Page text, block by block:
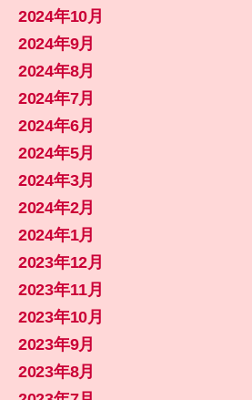
2024年10月
2024年9月
2024年8月
2024年7月
2024年6月
2024年5月
2024年3月
2024年2月
2024年1月
2023年12月
2023年11月
2023年10月
2023年9月
2023年8月